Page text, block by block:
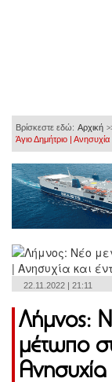
Βρίσκεστε εδώ: Αρχική
Άγιο Δημήτριο |
22.11.2022 | 21:11
Λήμνος:
μέτωπο